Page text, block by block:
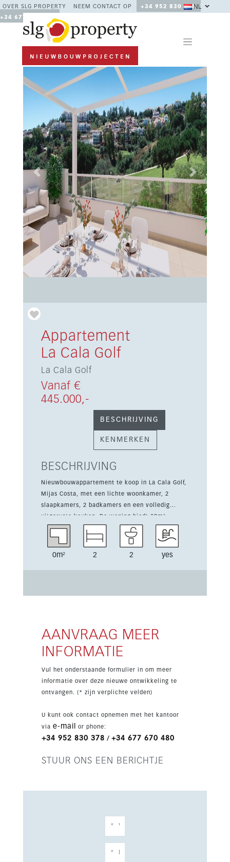
OVER SLG PROPERTY NEEM CONTACT OP
+34 952 830 378 /
+34 677 670 480
NL
Previous Next
Appartement
La Cala Golf
La Cala Golf
Vanaf €
445.000,-
BESCHRIJVING
KENMERKEN
BESCHRIJVING
Nieuwbouwappartement te koop in La Cala Golf,
Mijas Costa, met een lichte woonkamer, 2
slaapkamers, 2 badkamers en een volledig
uitgeruste keuken. De woning biedt 89m²
woonruimte plus een terras van 28m², ideaal om
te genieten van de zuidelijke ligging en het open
tennis, voetbal, een fitnessruimte en spa.
0m² 2 2 yes
AANVRAAG MEER
INFORMATIE
Vul het onderstaande formulier in om meer
informatie over deze nieuwe ontwikkeling te
ontvangen. (* zijn verplichte velden)
U kunt ook contact opnemen met het kantoor
via e-mail or phone:
+34 952 830 378 / +34 677 670 480
STUUR ONS EEN BERICHTJE